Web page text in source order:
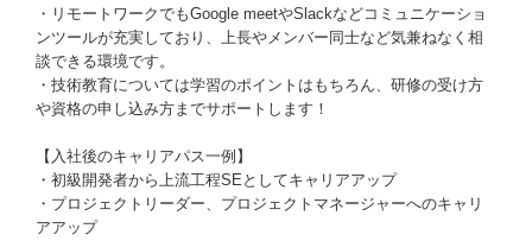
・リモートワークでもGoogle meetやSlackなどコミュニケーショ
ンツールが充実しており、上長やメンバー同士など気兼ねなく相
談できる環境です。
・技術教育については学習のポイントはもちろん、研修の受け方
や資格の申し込み方までサポートします！
【入社後のキャリアパス一例】
・初級開発者から上流工程SEとしてキャリアアップ
・プロジェクトリーダー、プロジェクトマネージャーへのキャリ
アアップ